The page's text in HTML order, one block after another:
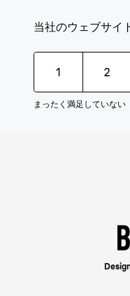
当社のウェブサイ
1 2
まったく満足していない